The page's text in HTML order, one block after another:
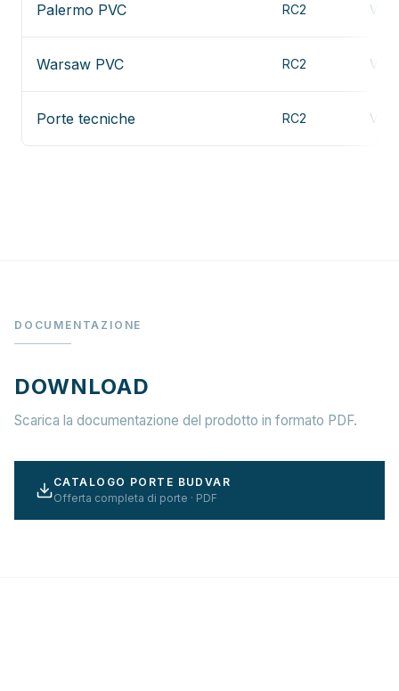
Palermo PVC RC2 Vedi
Warsaw PVC RC2 Vedi
Porte tecniche RC2 Vedi
DOCUMENTAZIONE
DOWNLOAD
Scarica la documentazione del prodotto in formato PDF.
CATALOGO PORTE BUDVAR
Offerta completa di porte · PDF